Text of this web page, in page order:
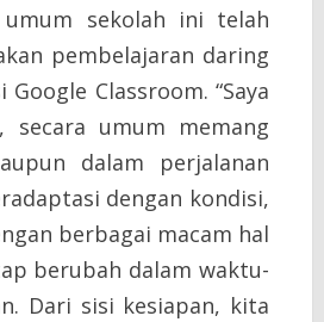
umum sekolah ini telah
pembelajaran daring
Classroom. “Saya
secara umum memang
dalam perjalanan
dengan kondisi,
berbagai macam hal
berubah dalam waktu-
Dari sisi kesiapan, kita